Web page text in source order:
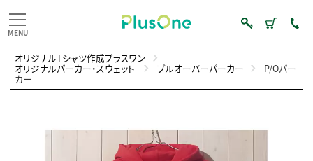
オリジナルTシャツ作成プラスワン
オリジナルパーカー・スウェット プルオーバーパーカー P/Oパー
カー